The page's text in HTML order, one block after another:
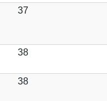
37
38
38